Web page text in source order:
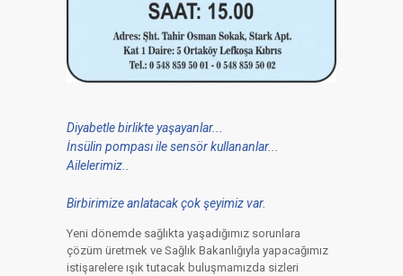
Diyabetle birlikte yaşayanlar...
İnsülin pompası ile sensör kullananlar...
Ailelerimiz..
Birbirimize anlatacak çok şeyimiz var.
Yeni dönemde sağlıkta yaşadığımız sorunlara
çözüm üretmek ve Sağlık Bakanlığıyla yapacağımız
istişarelere ışık tutacak buluşmamızda sizleri